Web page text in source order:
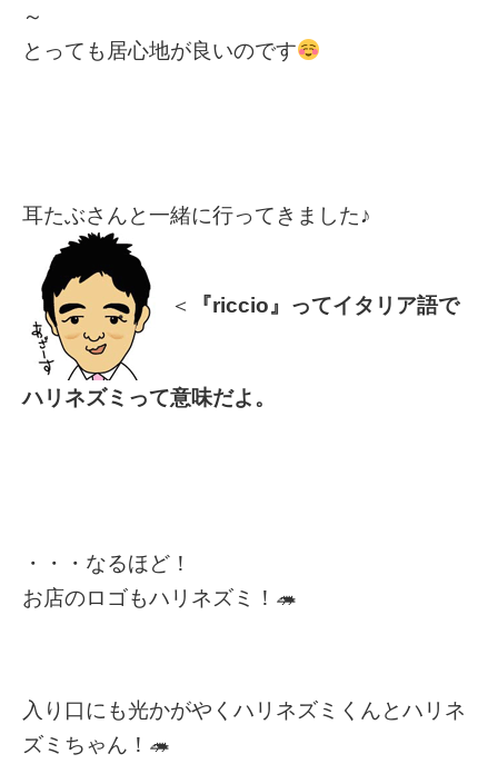
～
とっても居心地が良いのです
耳たぶさんと一緒に行ってきました♪
＜ 『riccio』ってイタリア語で
ハリネズミって意味だよ。
・・・なるほど！
お店のロゴもハリネズミ！🦔
入り口にも光かがやくハリネズミくんとハリネ
ズミちゃん！🦔